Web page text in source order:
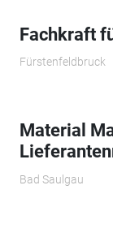
Fachkraft
Fürstenfeldbruck
Material
Bad Saulgau